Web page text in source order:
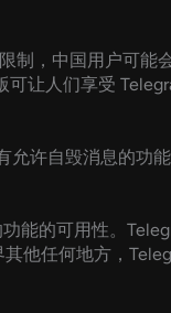
制，中国用户可能
让人们享受
允许自毁消息的功
能的可用性。
他任何地方，